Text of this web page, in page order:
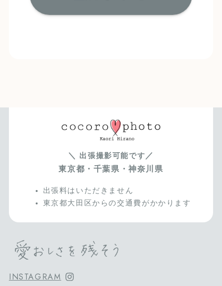
＼ 出張撮影可能です ／
東京都・千葉県・神奈川県
出張料はいただきません
東京都大田区からの交通費がかかります
INSTAGRAM